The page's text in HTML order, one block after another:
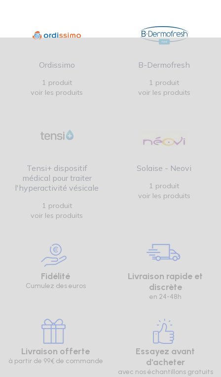
Ordissimo
1 produit
voir les produits
B-Dermofresh
1 produit
voir les produits
Tensi+ dispositif
médical pour traiter
l'hyperactivité vésicale
1 produit
voir les produits
Solaise - Neovi
1 produit
voir les produits
Fidélité
Cumulez des euros
Livraison rapide et
discrète
en 24-48h
Livraison offerte
à partir de 99€ de commande
Essayez avant
d'acheter
avec nos échantillons gratuits